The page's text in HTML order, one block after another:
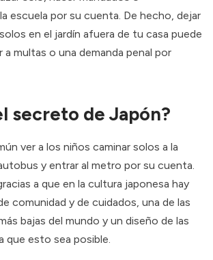
escuela por su cuenta. De hecho, dejar
en el jardín afuera de tu casa puede
a multas o una demanda penal por
secreto de Japón?
ver a los niños caminar solos a la
y entrar al metro por su cuenta.
a que en la cultura japonesa hay
comunidad y de cuidados, una de las
bajas del mundo y un diseño de las
que esto sea posible.